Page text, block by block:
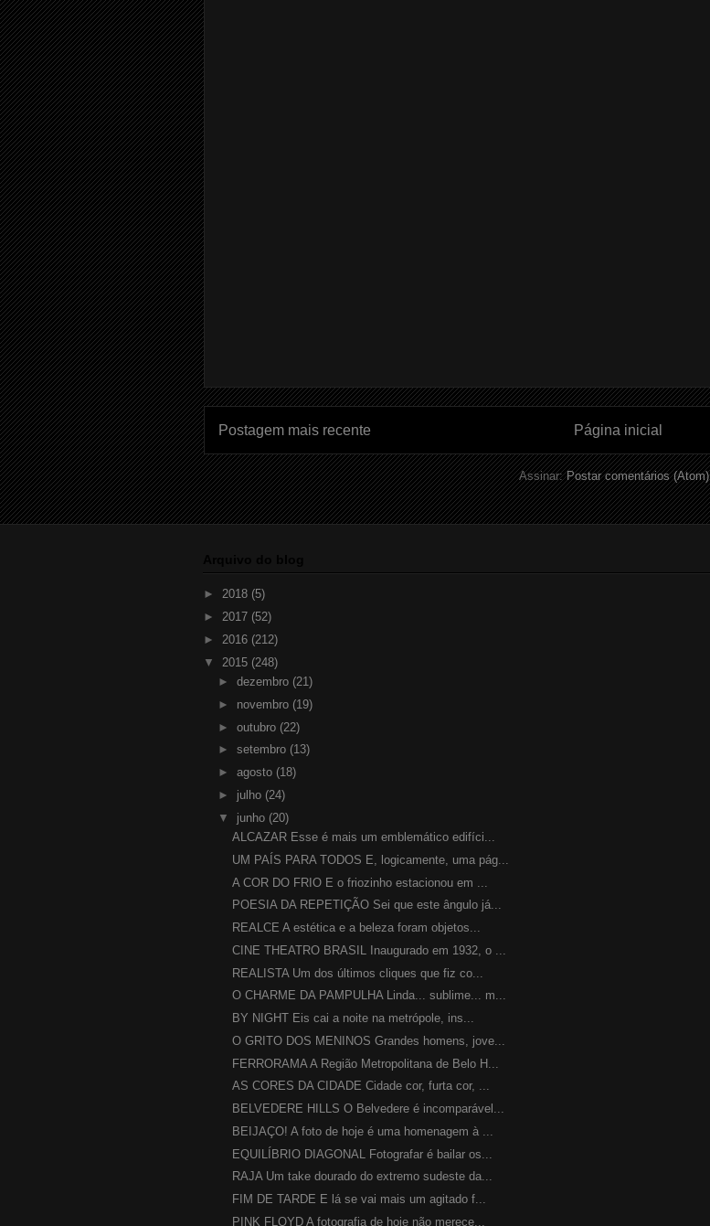
Postagem mais recente Página inicial
Assinar:Postar comentários (Atom)
► 2018 (5)
► 2017 (52)
► 2016 (212)
▼ 2015 (248)
► dezembro (21)
► novembro (19)
► outubro (22)
► setembro (13)
► agosto (18)
► julho (24)
▼ junho (20)
ALCAZAR Esse é mais um emblemático edifíci...
UM PAÍS PARA TODOS E, logicamente, uma pág...
A COR DO FRIO E o friozinho estacionou em ...
POESIA DA REPETIÇÃO Sei que este ângulo já...
REALCE A estética e a beleza foram objetos...
CINE THEATRO BRASIL Inaugurado em 1932, o ...
REALISTA Um dos últimos cliques que fiz co...
O CHARME DA PAMPULHA Linda... sublime... m...
BY NIGHT Eis cai a noite na metrópole, ins...
O GRITO DOS MENINOS Grandes homens, jove...
FERRORAMA A Região Metropolitana de Belo H...
AS CORES DA CIDADE Cidade cor, furta cor, ...
BELVEDERE HILLS O Belvedere é incomparável...
BEIJAÇO! A foto de hoje é uma homenagem à ...
EQUILÍBRIO DIAGONAL Fotografar é bailar os...
RAJA Um take dourado do extremo sudeste da...
FIM DE TARDE E lá se vai mais um agitado f...
PINK FLOYD A fotografia de hoje não merece...